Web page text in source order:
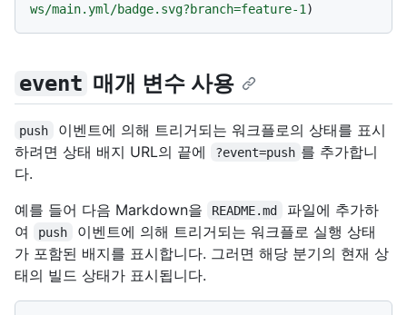
ws/main.yml/badge.svg?branch=feature-1
event 매개 변수 사용
push
이벤트에 의해 트리거되는 워크플로의 상태를 표시
하려면 상태 배지 URL의 끝에
?event=push 를 추가합니
다.
예를 들어 다음 Markdown을
README.md
파일에 추가하
여
push
이벤트에 의해 트리거되는 워크플로 실행 상태
가 포함된 배지를 표시합니다. 그러면 해당 분기의 현재 상
태의 빌드 상태가 표시됩니다.